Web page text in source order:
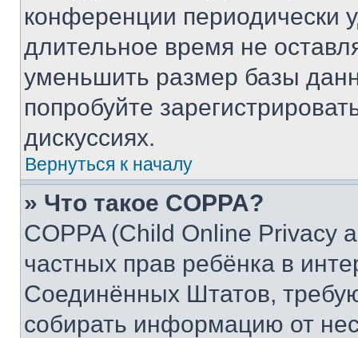
конференции периодически
длительное время не
уменьшить размер базы
попробуйте
дискуссиях.
Вернуться к началу
» Что такое COPPA?
COPPA (Child Online Privacy
частных прав ребёнка в
Соединённых Штатов,
собирать информацию от